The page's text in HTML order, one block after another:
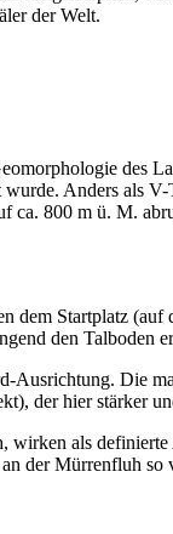
der Welt.
des
Anders als
ca. 800 m ü. M.
dem Startplatz
den Talboden
Die
der hier stärker
als
der Mürrenfluh